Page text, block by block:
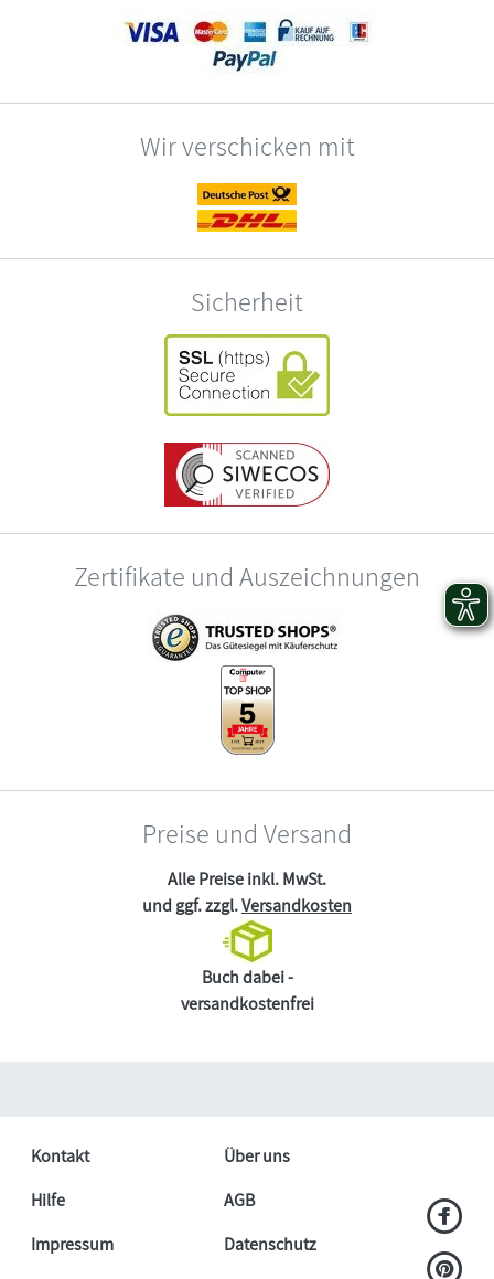
Wir verschicken mit
Sicherheit
Zertifikate und Auszeichnungen
Preise und Versand
Alle Preise inkl. MwSt.
und ggf. zzgl.Versandkosten
Buch dabei -
versandkostenfrei
Kontakt
Über uns
Hilfe
AGB
Impressum
Datenschutz